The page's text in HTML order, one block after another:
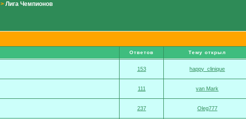
>Лига Чемпионов
Ответов Тему открыл
153 happy_clinique
111 van Mark
237 Oleg777